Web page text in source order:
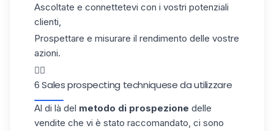
Ascoltate e connettetevi con i vostri potenziali
clienti,
Prospettare e misurare il rendimento delle vostre
azioni.
👇🏼
6 Sales prospecting techniquese da utilizzare
Al di là del metodo di prospezione delle
vendite che vi è stato raccomandato, ci sono